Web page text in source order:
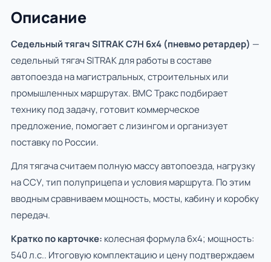
Описание
Седельный тягач SITRAK C7H 6x4 (пневмо ретардер) —
седельный тягач SITRAK для работы в составе
автопоезда на магистральных, строительных или
промышленных маршрутах. ВМС Тракс подбирает
технику под задачу, готовит коммерческое
предложение, помогает с лизингом и организует
поставку по России.
Для тягача считаем полную массу автопоезда, нагрузку
на ССУ, тип полуприцепа и условия маршрута. По этим
вводным сравниваем мощность, мосты, кабину и коробку
передач.
Кратко по карточке: колесная формула 6х4; мощность:
540 л.с.. Итоговую комплектацию и цену подтверждаем